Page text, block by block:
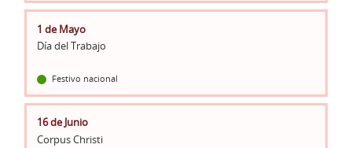
1 de Mayo
Día del Trabajo
Festivo nacional
16 de Junio
Corpus Christi